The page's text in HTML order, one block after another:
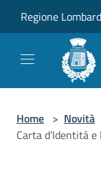
Regione
Home > Novità
Carta d'Identità e